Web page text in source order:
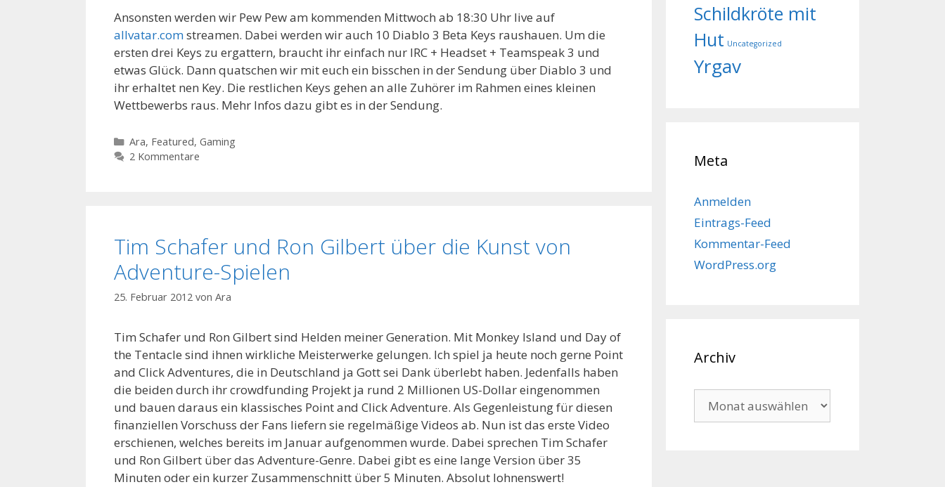
Ansonsten werden wir Pew Pew am kommenden Mittwoch ab 18:30 Uhr live auf
allvatar.comstreamen. Dabei werden wir auch 10 Diablo 3 Beta Keys raushauen. Um die
ersten drei Keys zu ergattern, braucht ihr einfach nur IRC + Headset + Teamspeak 3 und
etwas Glück. Dann quatschen wir mit euch ein bisschen in der Sendung über Diablo 3 und
ihr erhaltet nen Key. Die restlichen Keys gehen an alle Zuhörer im Rahmen eines kleinen
Wettbewerbs raus. Mehr Infos dazu gibt es in der Sendung.
Kategorien
Ara, Featured, Gaming
2 Kommentare
Tim Schafer und Ron Gilbert über die Kunst von
Adventure-Spielen
25. Februar 2012 von Ara
Tim Schafer und Ron Gilbert sind Helden meiner Generation. Mit Monkey Island und Day of
the Tentacle sind ihnen wirkliche Meisterwerke gelungen. Ich spiel ja heute noch gerne Point
and Click Adventures, die in Deutschland ja Gott sei Dank überlebt haben. Jedenfalls haben
die beiden durch ihr crowdfunding Projekt ja rund 2 Millionen US-Dollar eingenommen
und bauen daraus ein klassisches Point and Click Adventure. Als Gegenleistung für diesen
finanziellen Vorschuss der Fans liefern sie regelmäßige Videos ab. Nun ist das erste Video
erschienen, welches bereits im Januar aufgenommen wurde. Dabei sprechen Tim Schafer
und Ron Gilbert über das Adventure-Genre. Dabei gibt es eine lange Version über 35
Minuten oder ein kurzer Zusammenschnitt über 5 Minuten. Absolut lohnenswert!
Schildkröte mit
Hut Uncategorized
Yrgav
Meta
Anmelden
Eintrags-Feed
Kommentar-Feed
WordPress.org
Archiv